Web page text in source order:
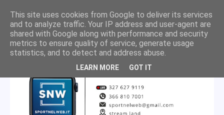
This site uses cookies from Google to deliver its services
and to analyze traffic. Your IP address and user-agent are
shared with Google along with performance and security
metrics to ensure quality of service, generate usage
statistics, and to detect and address abuse.
LEARN MORE GOT IT